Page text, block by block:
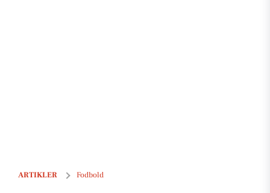
ARTIKLER Fodbold
Bo Zinck er ny cheftræner i Vendsyssel FF